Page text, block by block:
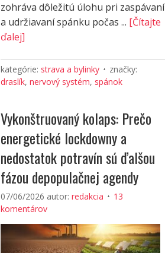
zohráva dôležitú úlohu pri zaspávaní
a udržiavaní spánku počas ... [Čítajte
ďalej]
kategórie: strava a bylinky
značky:
draslík, nervový systém, spánok
Vykonštruovaný kolaps: Prečo
energetické lockdowny a
nedostatok potravín sú ďalšou
fázou depopulačnej agendy
07/06/2026 autor: redakcia
13
komentárov